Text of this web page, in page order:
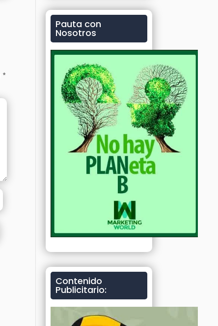
*
Pauta con
Nosotros
Contenido
Publicitario: